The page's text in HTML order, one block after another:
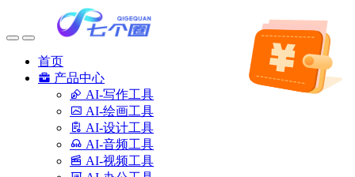
首页
产品中心
AI-写作工具
AI-绘画工具
AI-设计工具
AI-音频工具
AI-视频工具